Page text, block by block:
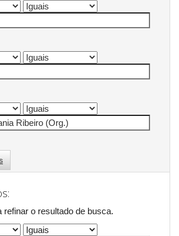
refinar o resultado de busca.